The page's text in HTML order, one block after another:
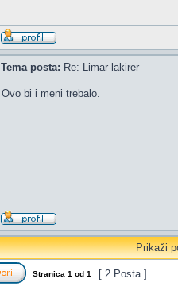
Tema posta: Re: Limar-lakirer
Ovo bi i meni trebalo.
Prikaži
Stranica 1 od 1 [ 2 Posta ]